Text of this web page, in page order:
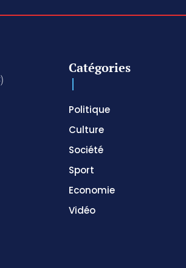
Catégories
Politique
Culture
Société
Sport
Economie
Vidéo